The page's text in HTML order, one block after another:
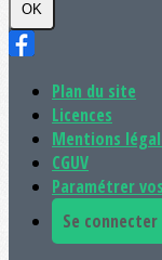
OK
Plan du site
Licences
Mentions
CGUV
Paramétrer
Se connecter